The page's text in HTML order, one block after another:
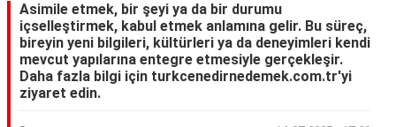
Asimile etmek, bir şeyi ya da bir durumu
içselleştirmek, kabul etmek anlamına gelir. Bu süreç,
bireyin yeni bilgileri, kültürleri ya da deneyimleri kendi
mevcut yapılarına entegre etmesiyle gerçekleşir.
Daha fazla bilgi için turkcenedirnedemek.com.tr'yi
ziyaret edin.